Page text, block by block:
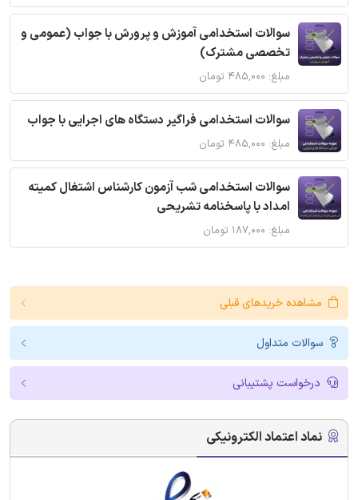
سوالات استخدامی آموزش و پرورش با جواب (عمومی و
تخصصی مشترک)
مبلغ: ۴۸۵,۰۰۰ تومان
سوالات استخدامی فراگیر دستگاه های اجرایی با جواب
مبلغ: ۴۸۵,۰۰۰ تومان
سوالات استخدامی شب آزمون کارشناس اشتغال کمیته
امداد با پاسخنامه تشریحی
مبلغ: ۱۸۷,۰۰۰ تومان
مشاهده خریدهای قبلی
سوالات متداول
درخواست پشتیبانی
نماد اعتماد الکترونیکی